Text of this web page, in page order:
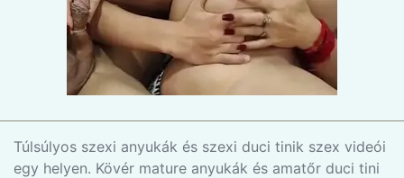
Túlsúlyos szexi anyukák és szexi duci tinik szex videói
egy helyen. Kövér mature anyukák és amatőr duci tini